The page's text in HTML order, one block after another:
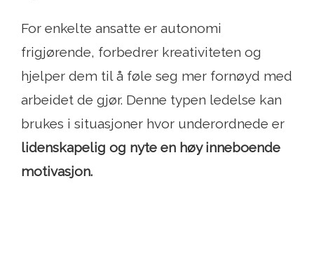
For enkelte ansatte er autonomi
frigjørende, forbedrer kreativiteten og
hjelper dem til å føle seg mer fornøyd med
arbeidet de gjør. Denne typen ledelse kan
brukes i situasjoner hvor underordnede er
lidenskapelig og nyte en høy inneboende
motivasjon.